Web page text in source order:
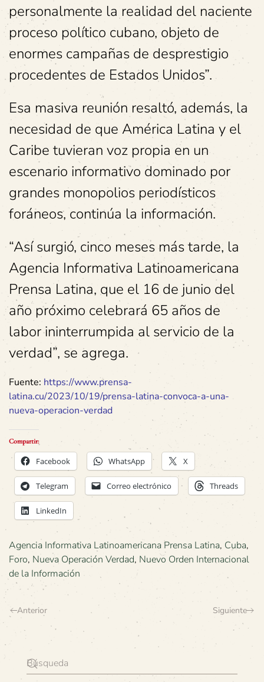
personalmente la realidad del naciente
proceso político cubano, objeto de
enormes campañas de desprestigio
procedentes de Estados Unidos”.
Esa masiva reunión resaltó, además, la
necesidad de que América Latina y el
Caribe tuvieran voz propia en un
escenario informativo dominado por
grandes monopolios periodísticos
foráneos, continúa la información.
“Así surgió, cinco meses más tarde, la
Agencia Informativa Latinoamericana
Prensa Latina, que el 16 de junio del
año próximo celebrará 65 años de
labor ininterrumpida al servicio de la
verdad”, se agrega.
Fuente: https://www.prensa-
latina.cu/2023/10/19/prensa-latina-convoca-a-una-
nueva-operacion-verdad
Compartir:
Facebook WhatsApp X
Telegram Correo electrónico Threads
LinkedIn
Agencia Informativa Latinoamericana Prensa Latina, Cuba,
Foro, Nueva Operación Verdad, Nuevo Orden Internacional
de la Información
Anterior Siguiente